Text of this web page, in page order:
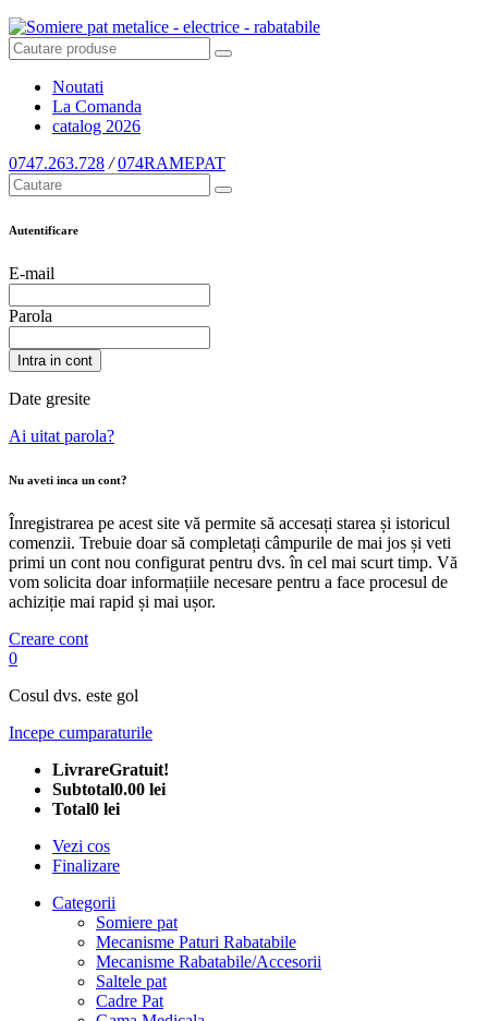
Noutati
La Comanda
catalog 2026
0747.263.728 / 074RAMEPAT
Autentificare
E-mail
Parola
Intra in cont
Date gresite
Ai uitat parola?
Nu aveti inca un cont?
Înregistrarea pe acest site vă permite să accesați starea și istoricul
comenzii. Trebuie doar să completați câmpurile de mai jos și veti
primi un cont nou configurat pentru dvs. în cel mai scurt timp. Vă
vom solicita doar informațiile necesare pentru a face procesul de
achiziție mai rapid și mai ușor.
Creare cont
0
Cosul dvs. este gol
Incepe cumparaturile
LivrareGratuit!
Subtotal0.00 lei
Total0 lei
Vezi cos
Finalizare
Categorii
Somiere pat
Mecanisme Paturi Rabatabile
Mecanisme Rabatabile/Accesorii
Saltele pat
Cadre Pat